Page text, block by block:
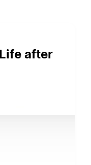
after